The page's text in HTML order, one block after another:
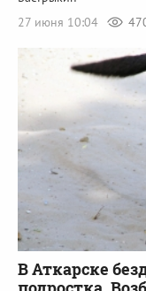
27 июня 10:04
В Аткарске